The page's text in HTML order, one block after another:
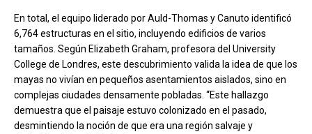
En total, el equipo liderado por Auld-Thomas y Canuto identificó
6,764 estructuras en el sitio, incluyendo edificios de varios
tamaños. Según Elizabeth Graham, profesora del University
College de Londres, este descubrimiento valida la idea de que los
mayas no vivían en pequeños asentamientos aislados, sino en
complejas ciudades densamente pobladas. “Este hallazgo
demuestra que el paisaje estuvo colonizado en el pasado,
desmintiendo la noción de que era una región salvaje y